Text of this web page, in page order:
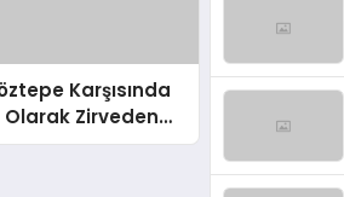
Karşısında
Zirveden